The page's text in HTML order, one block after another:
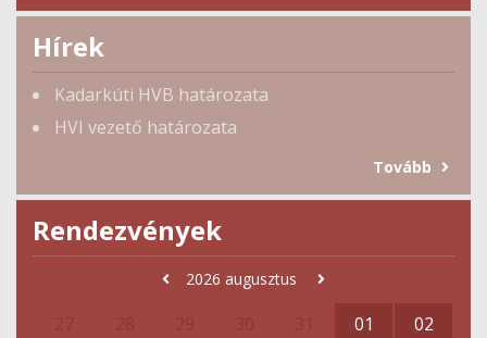
Hírek
Kadarkúti HVB határozata
HVI vezető határozata
Tovább
Rendezvények
2026 augusztus
01
02